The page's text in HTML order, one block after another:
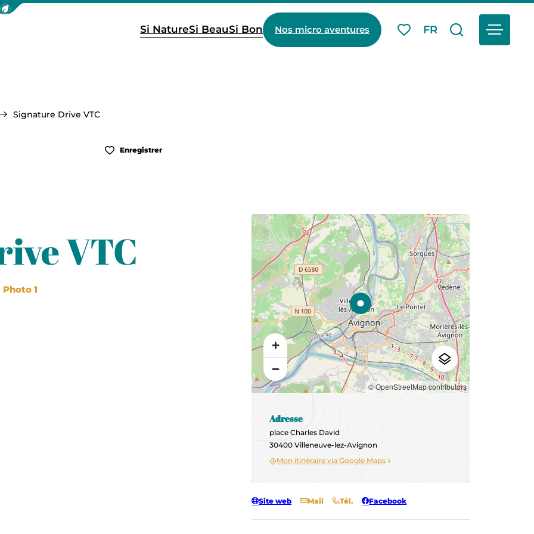
la barre de navigation du mode éco
Si NatureSi BeauSi Bon Nos micro aventures
Mes favoris
FR
Je
Signature Drive VTC
Enregistrer
VTC
Photo 1
© OpenStreetMap contributors
Adresse
place Charles David
30400 Villeneuve-lez-Avignon
Mon itinéraire via Google Maps
Site web Mail Tél. Facebook